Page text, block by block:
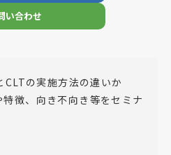
い合わせ
の実施方法の違いか
徴、向き不向き等をセミナ